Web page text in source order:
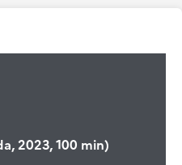
2023, 100 min)